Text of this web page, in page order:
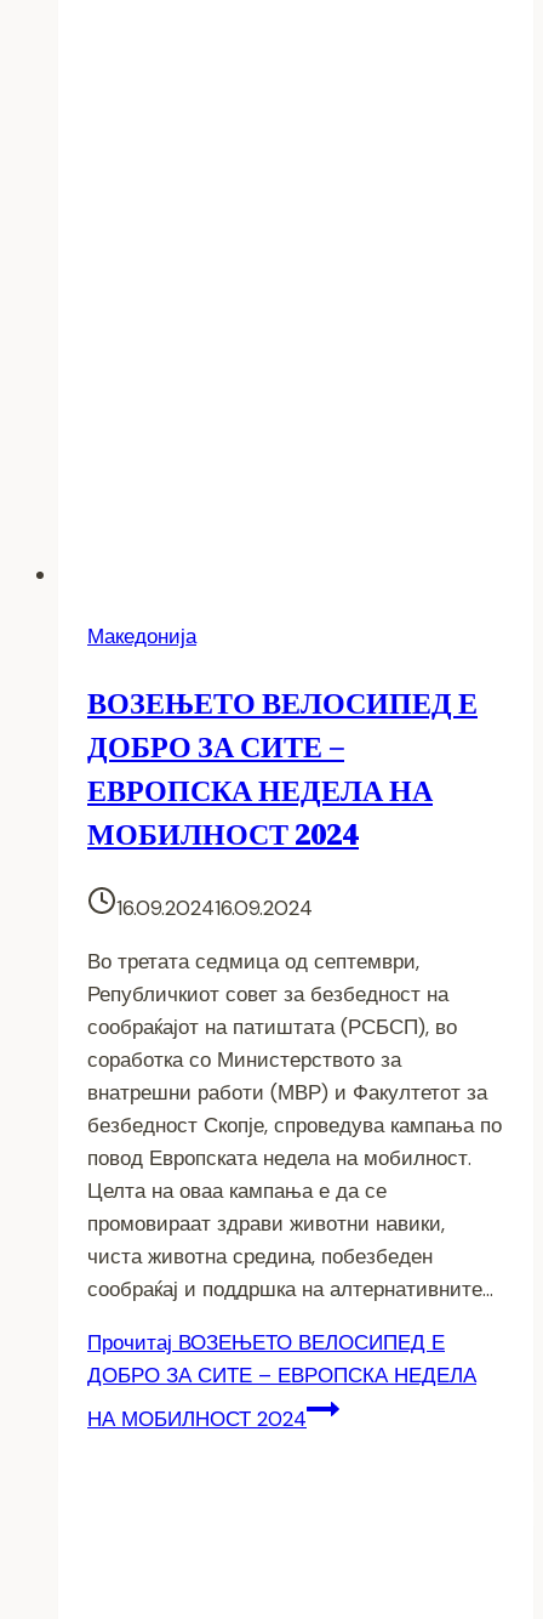
Македонија
ВОЗЕЊЕТО ВЕЛОСИПЕД Е
ДОБРО ЗА СИТЕ –
ЕВРОПСКА НЕДЕЛА НА
МОБИЛНОСТ 2024
16.09.202416.09.2024
Во третата седмица од септември,
Републичкиот совет за безбедност на
сообраќајот на патиштата (РСБСП), во
соработка со Министерството за
внатрешни работи (МВР) и Факултетот за
безбедност Скопје, спроведува кампања по
повод Европската недела на мобилност.
Целта на оваа кампања е да се
промовираат здрави животни навики,
чиста животна средина, побезбеден
сообраќај и поддршка на алтернативните…
Прочитај ВОЗЕЊЕТО ВЕЛОСИПЕД Е
ДОБРО ЗА СИТЕ – ЕВРОПСКА НЕДЕЛА
НА МОБИЛНОСТ 2024